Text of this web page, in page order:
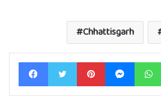
Chhattisgarh
FacebookTwitter Pinterest